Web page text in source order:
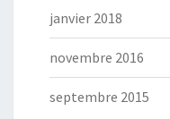
janvier 2018
novembre 2016
septembre 2015